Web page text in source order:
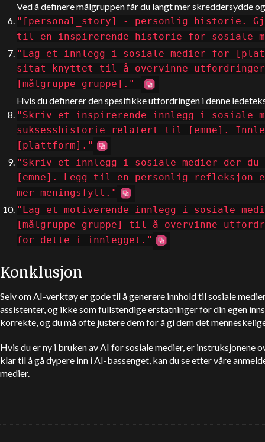
Ved å definere målgruppen får du langt mer skreddersydde
"[personal_story] - personlig historie.
til en inspirerende historie for sosiale
"Lag et innlegg i sosiale medier for
sitat knyttet til å overvinne
[målgruppe_gruppe]."
Hvis du definerer den spesifikke utfordringen i denne
"Skriv et inspirerende innlegg i sosiale
suksesshistorie relatert til [emne].
[plattform]."
"Skriv et innlegg i sosiale medier der
[emne]. Legg til en personlig
mer meningsfylt."
"Lag et motiverende innlegg i sosiale
[målgruppe_gruppe] til å overvinne
for dette i innlegget."
Konklusjon
Selv om AI-verktøy er gode til å generere innhold til sosiale
assistenter, og ikke som fullstendige erstatninger for din egen
korrekte, og du må ofte justere dem for å gi dem det
Hvis du er ny i bruken av AI for sosiale medier, er instruksjonene
klar til å gå dypere inn i AI-bassenget, kan du se etter våre
medier.